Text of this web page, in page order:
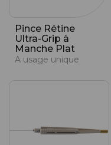
Pince Rétine
Ultra-Grip à
Manche Plat
A usage unique